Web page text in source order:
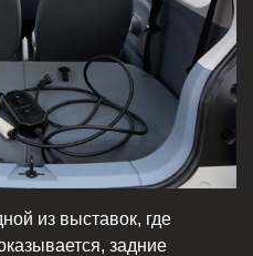
из выставок, где
задние